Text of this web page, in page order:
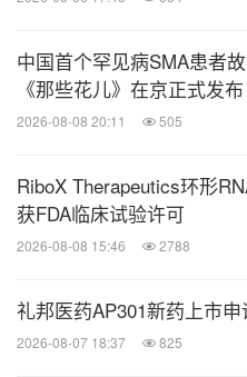
探索?
周俊，中国药科大学附
消化肿瘤科主任
田正隆，上海医药中央
王宜，加科思药业首席医
童岗，武田研发中国及亚
应华，上海齐鲁制药研究
刘燕飞，复旦大学附属肿
中国首个罕见病SMA患者
《那些花儿》在京正式发布
2026-08-08 20:11 505
RiboX Therapeutics环形
获FDA临床试验许可
2026-08-08 15:46 2788
礼邦医药AP301新药上市
2026-08-07 18:37 825